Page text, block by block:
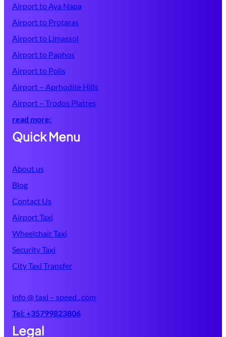
Airport to Aya Napa
Airport to Protaras
Airport to Limassol
Airport to Paphos
Airport to Polis
Airport – Aprhodite Hills
Airport – Trodos Platres
read more:
Quick Menu
About us
Blog
Contact Us
Airport Taxi
Wheelchair Taxi
Security Taxi
City Taxi Transfer
info @ taxi – speed . com
Tel: +35799823806
Legal